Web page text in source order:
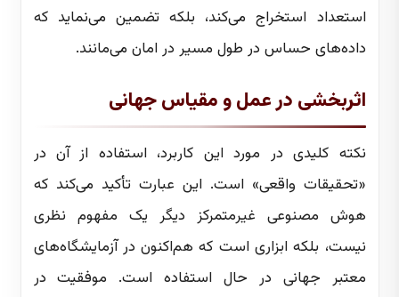
استعداد استخراج می‌کند، بلکه تضمین می‌نماید که
داده‌های حساس در طول مسیر در امان می‌مانند.
اثربخشی در عمل و مقیاس جهانی
نکته کلیدی در مورد این کاربرد، استفاده از آن در
«تحقیقات واقعی» است. این عبارت تأکید می‌کند که
هوش مصنوعی غیرمتمرکز دیگر یک مفهوم نظری
نیست، بلکه ابزاری است که هم‌اکنون در آزمایشگاه‌های
معتبر جهانی در حال استفاده است. موفقیت در